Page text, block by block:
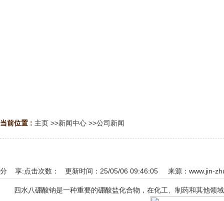
当前位置 : 主页 >>新闻中心 >>公司新闻
点击次数： 更新时间：25/05/06 09:46:05 来源： www.jin-
分 享:
四水八硼酸钠是一种重要的硼酸盐化合物，在化工、制药和其他领